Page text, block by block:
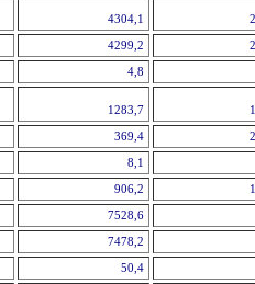
4304,1
4299,2
4,8
1283,7
369,4
8,1
906,2
7528,6
7478,2
50,4